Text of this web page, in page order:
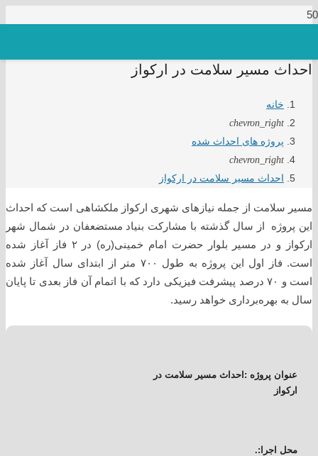
احداث مسیر سلامت در ارکواز
خانه
chevron_right
پروژه های احداث شده
chevron_right
احداث مسیر سلامت در ارکواز
مسیر سلامت از جمله نیازهای شهری ارکواز ملکشاهی است که احداث
این پروژه از سال گذشته با مشارکت بنیاد مستضعفان در شمال شهر
ارکواز و در مسیر بلوار حضرت امام خمینی(ره) در ۲ فاز آغاز شده
است. فاز اول این پروژه به طول ۷۰۰ متر از ابتدای سال آغاز شده
است و ۷۰ درصد پیشرفت فیزیکی دارد که با اتمام آن فاز بعدی تا پایان
سال به بهره‌برداری خواهد رسید.
عنوان پروژه :احداث مسیر سلامت در
ارکواز
محل اجرا:.